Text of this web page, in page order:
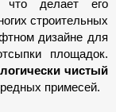
что делает его
строительных
дизайне для
площадок.
чистый
примесей.